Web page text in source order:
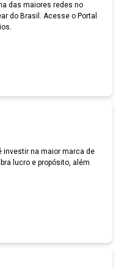
das maiores redes no
do Brasil. Acesse o Portal
investir na maior marca de
lucro e propósito, além